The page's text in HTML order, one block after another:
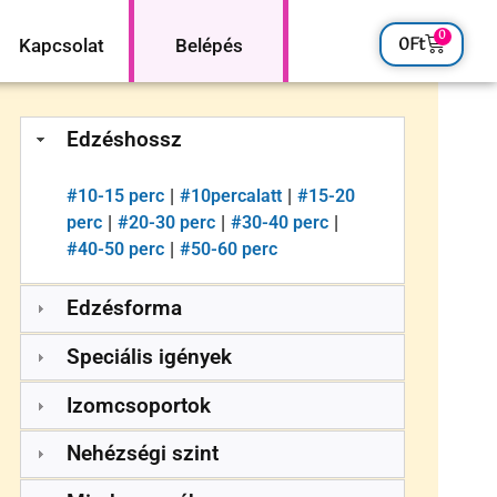
Kapcsolat Belépés 0Ft 0
Edzéshossz
#10-15 perc #10percalatt #15-20
perc
#20-30 perc #30-40 perc
#40-50 perc #50-60 perc
Edzésforma
Speciális igények
Izomcsoportok
Nehézségi szint